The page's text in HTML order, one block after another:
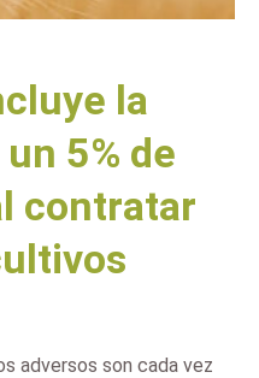
la
5% de
contratar
adversos son cada vez